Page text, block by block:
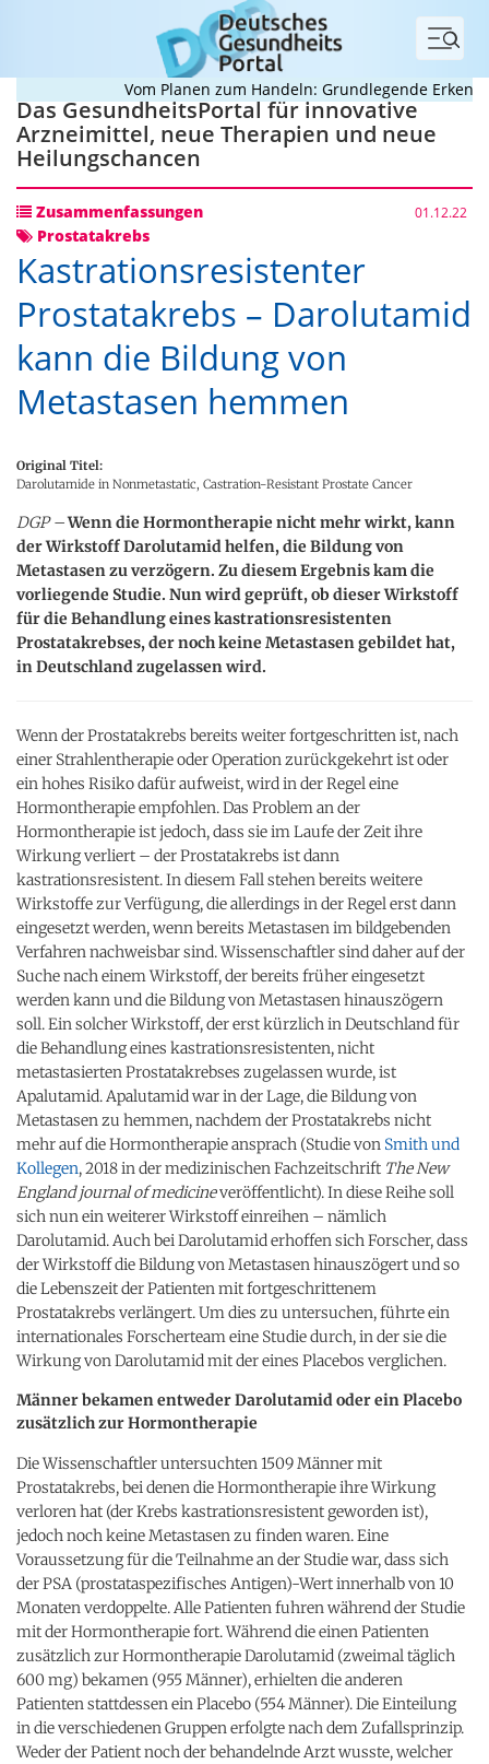
Menü
Vom Planen zum Handeln: Grundlegende
Das GesundheitsPortal für innovative
Arzneimittel, neue Therapien und neue
Heilungschancen
Zusammenfassungen 01.12.22
Prostatakrebs
Kastrationsresistenter
Prostatakrebs – Darolutamid
kann die Bildung von
Metastasen hemmen
Original Titel:
Darolutamide in Nonmetastatic, Castration-Resistant Prostate Cancer
DGP –Wenn die Hormontherapie nicht mehr wirkt, kann
der Wirkstoff Darolutamid helfen, die Bildung von
Metastasen zu verzögern. Zu diesem Ergebnis kam die
vorliegende Studie. Nun wird geprüft, ob dieser Wirkstoff
für die Behandlung eines kastrationsresistenten
Prostatakrebses, der noch keine Metastasen gebildet hat,
in Deutschland zugelassen wird.
Wenn der Prostatakrebs bereits weiter fortgeschritten ist, nach
einer Strahlentherapie oder Operation zurückgekehrt ist oder
ein hohes Risiko dafür aufweist, wird in der Regel eine
Hormontherapie empfohlen. Das Problem an der
Hormontherapie ist jedoch, dass sie im Laufe der Zeit ihre
Wirkung verliert – der Prostatakrebs ist dann
kastrationsresistent. In diesem Fall stehen bereits weitere
Wirkstoffe zur Verfügung, die allerdings in der Regel erst dann
eingesetzt werden, wenn bereits Metastasen im bildgebenden
Verfahren nachweisbar sind. Wissenschaftler sind daher auf der
Suche nach einem Wirkstoff, der bereits früher eingesetzt
werden kann und die Bildung von Metastasen hinauszögern
soll. Ein solcher Wirkstoff, der erst kürzlich in Deutschland für
die Behandlung eines kastrationsresistenten, nicht
metastasierten Prostatakrebses zugelassen wurde, ist
Apalutamid. Apalutamid war in der Lage, die Bildung von
Metastasen zu hemmen, nachdem der Prostatakrebs nicht
mehr auf die Hormontherapie ansprach (Studie von Smith und
Kollegen, 2018 in der medizinischen Fachzeitschrift The New
England journal of medicineveröffentlicht). In diese Reihe soll
sich nun ein weiterer Wirkstoff einreihen – nämlich
Darolutamid. Auch bei Darolutamid erhoffen sich Forscher, dass
der Wirkstoff die Bildung von Metastasen hinauszögert und so
die Lebenszeit der Patienten mit fortgeschrittenem
Prostatakrebs verlängert. Um dies zu untersuchen, führte ein
internationales Forscherteam eine Studie durch, in der sie die
Wirkung von Darolutamid mit der eines Placebos verglichen.
Männer bekamen entweder Darolutamid oder ein Placebo
zusätzlich zur Hormontherapie
Die Wissenschaftler untersuchten 1509 Männer mit
Prostatakrebs, bei denen die Hormontherapie ihre Wirkung
verloren hat (der Krebs kastrationsresistent geworden ist),
jedoch noch keine Metastasen zu finden waren. Eine
Voraussetzung für die Teilnahme an der Studie war, dass sich
der PSA (prostataspezifisches Antigen)-Wert innerhalb von 10
Monaten verdoppelte. Alle Patienten fuhren während der Studie
mit der Hormontherapie fort. Während die einen Patienten
zusätzlich zur Hormontherapie Darolutamid (zweimal täglich
600 mg) bekamen (955 Männer), erhielten die anderen
Patienten stattdessen ein Placebo (554 Männer). Die Einteilung
in die verschiedenen Gruppen erfolgte nach dem Zufallsprinzip.
Weder der Patient noch der behandelnde Arzt wusste, welcher